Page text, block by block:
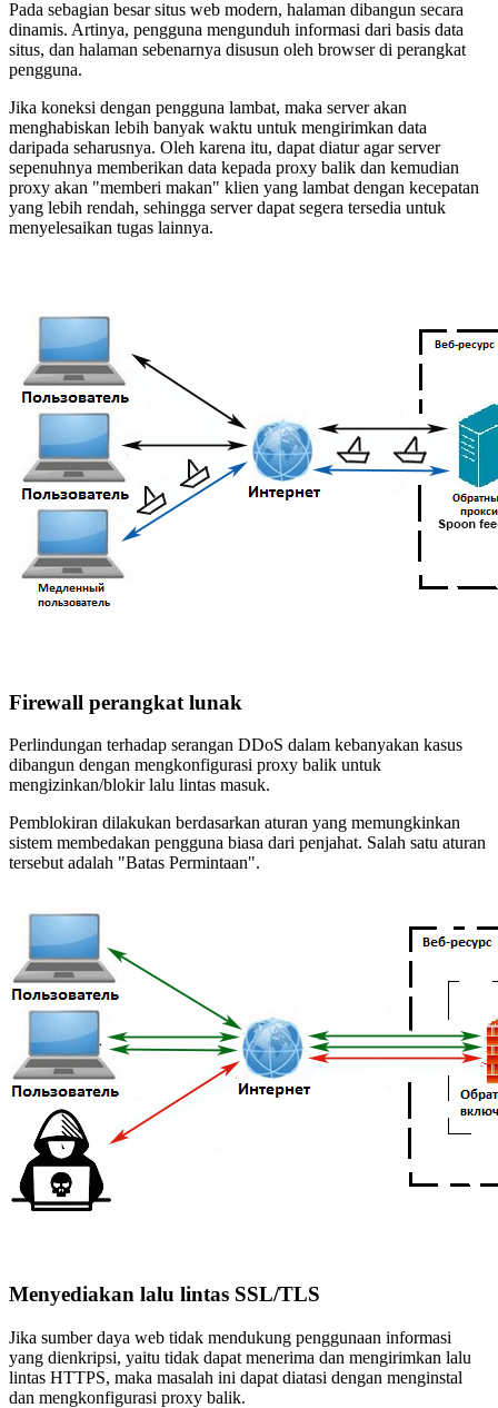
Pada sebagian besar situs web modern, halaman dibangun secara
dinamis. Artinya, pengguna mengunduh informasi dari basis data
situs, dan halaman sebenarnya disusun oleh browser di perangkat
pengguna.
Jika koneksi dengan pengguna lambat, maka server akan
menghabiskan lebih banyak waktu untuk mengirimkan data
daripada seharusnya. Oleh karena itu, dapat diatur agar server
sepenuhnya memberikan data kepada proxy balik dan kemudian
proxy akan "memberi makan" klien yang lambat dengan kecepatan
yang lebih rendah, sehingga server dapat segera tersedia untuk
menyelesaikan tugas lainnya.
Firewall perangkat lunak
Perlindungan terhadap serangan DDoS dalam kebanyakan kasus
dibangun dengan mengkonfigurasi proxy balik untuk
mengizinkan/blokir lalu lintas masuk.
Pemblokiran dilakukan berdasarkan aturan yang memungkinkan
sistem membedakan pengguna biasa dari penjahat. Salah satu aturan
tersebut adalah "Batas Permintaan".
Menyediakan lalu lintas SSL/TLS
Jika sumber daya web tidak mendukung penggunaan informasi
yang dienkripsi, yaitu tidak dapat menerima dan mengirimkan lalu
lintas HTTPS, maka masalah ini dapat diatasi dengan menginstal
dan mengkonfigurasi proxy balik.